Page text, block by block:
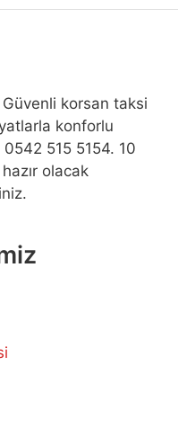
korsan taksi
konforlu
515 5154. 10
olacak